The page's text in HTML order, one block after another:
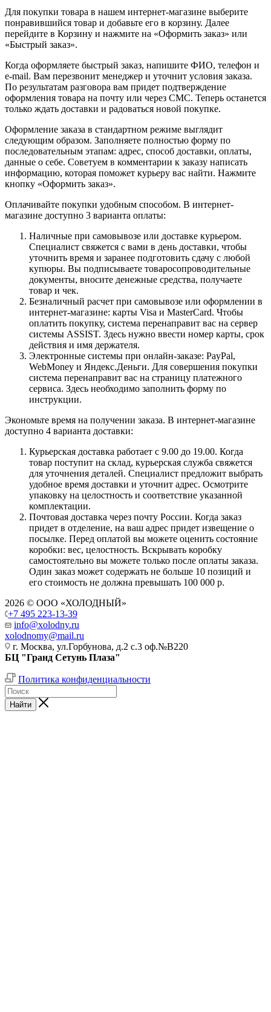
Для покупки товара в нашем интернет-магазине выберите
понравившийся товар и добавьте его в корзину. Далее
перейдите в Корзину и нажмите на «Оформить заказ» или
«Быстрый заказ».
Когда оформляете быстрый заказ, напишите ФИО, телефон и
e-mail. Вам перезвонит менеджер и уточнит условия заказа.
По результатам разговора вам придет подтверждение
оформления товара на почту или через СМС. Теперь останется
только ждать доставки и радоваться новой покупке.
Оформление заказа в стандартном режиме выглядит
следующим образом. Заполняете полностью форму по
последовательным этапам: адрес, способ доставки, оплаты,
данные о себе. Советуем в комментарии к заказу написать
информацию, которая поможет курьеру вас найти. Нажмите
кнопку «Оформить заказ».
Оплачивайте покупки удобным способом. В интернет-
магазине доступно 3 варианта оплаты:
Наличные при самовывозе или доставке курьером.
Специалист свяжется с вами в день доставки, чтобы
уточнить время и заранее подготовить сдачу с любой
купюры. Вы подписываете товаросопроводительные
документы, вносите денежные средства, получаете
товар и чек.
Безналичный расчет при самовывозе или оформлении в
интернет-магазине: карты Visa и MasterCard. Чтобы
оплатить покупку, система перенаправит вас на сервер
системы ASSIST. Здесь нужно ввести номер карты, срок
действия и имя держателя.
Электронные системы при онлайн-заказе: PayPal,
WebMoney и Яндекс.Деньги. Для совершения покупки
система перенаправит вас на страницу платежного
сервиса. Здесь необходимо заполнить форму по
инструкции.
Экономьте время на получении заказа. В интернет-магазине
доступно 4 варианта доставки:
Курьерская доставка работает с 9.00 до 19.00. Когда
товар поступит на склад, курьерская служба свяжется
для уточнения деталей. Специалист предложит выбрать
удобное время доставки и уточнит адрес. Осмотрите
упаковку на целостность и соответствие указанной
комплектации.
Почтовая доставка через почту России. Когда заказ
придет в отделение, на ваш адрес придет извещение о
посылке. Перед оплатой вы можете оценить состояние
коробки: вес, целостность. Вскрывать коробку
самостоятельно вы можете только после оплаты заказа.
Один заказ может содержать не больше 10 позиций и
его стоимость не должна превышать 100 000 р.
2026 © ООО «ХОЛОДНЫЙ»
+7 495 223-13-39
info@xolodny.ru
xolodnomy@mail.ru
г. Москва, ул.Горбунова, д.2 с.3 оф.№В220
БЦ "Гранд Сетунь Плаза"
Политика конфиденциальности
Найти